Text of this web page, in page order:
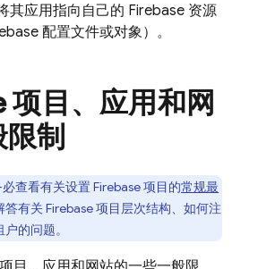
其应用指向自己的 Firebase 资源
配置文件或对象）。
项目、应用和网
制
必查看有关设置 Firebase 项目的常规最
答有关 Firebase 项目层次结构、如何注
的问题。